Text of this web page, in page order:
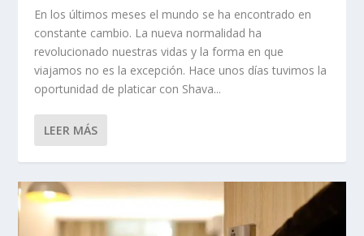
En los últimos meses el mundo se ha encontrado en
constante cambio. La nueva normalidad ha
revolucionado nuestras vidas y la forma en que
viajamos no es la excepción. Hace unos días tuvimos la
oportunidad de platicar con Shava...
LEER MÁS